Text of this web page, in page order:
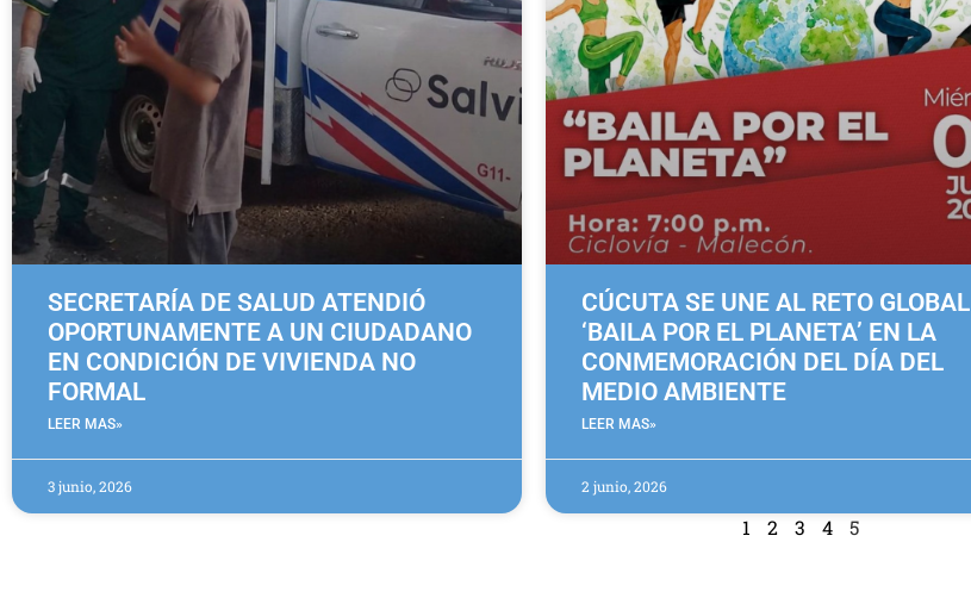
SECRETARÍA DE SALUD ATENDIÓ
OPORTUNAMENTE A UN CIUDADANO
EN CONDICIÓN DE VIVIENDA NO
FORMAL
LEER MAS»
3 junio, 2026
CÚCUTA SE UNE AL RETO GLOBAL
‘BAILA POR EL PLANETA’ EN LA
CONMEMORACIÓN DEL DÍA DEL
MEDIO AMBIENTE
LEER MAS»
2 junio, 2026
1 2 3 4 5